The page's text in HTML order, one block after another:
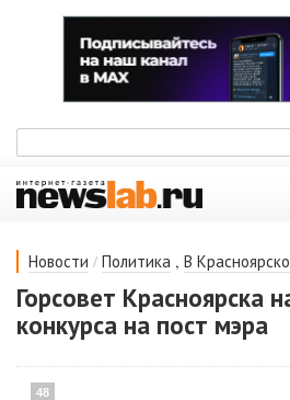
Новости / Политика , В
Горсовет Красноярска
конкурса на пост мэра
48